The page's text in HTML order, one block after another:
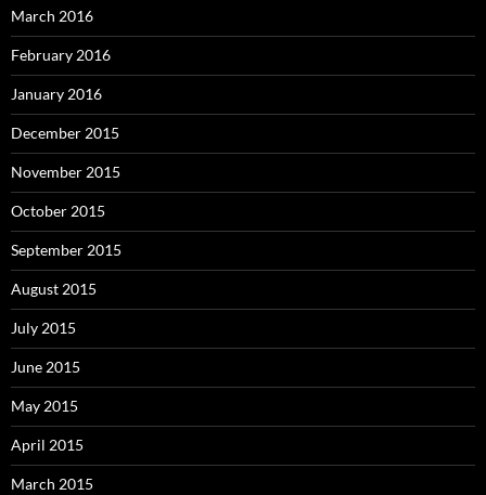
March 2016
February 2016
January 2016
December 2015
November 2015
October 2015
September 2015
August 2015
July 2015
June 2015
May 2015
April 2015
March 2015